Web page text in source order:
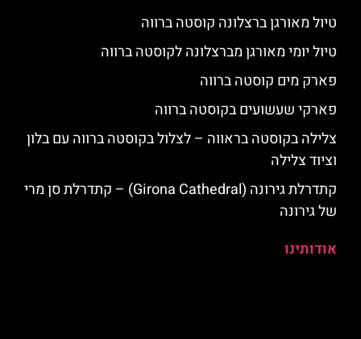
טיול מאורגן ברצלונה קוסטה ברווה
טיול יומי מאורגן מברצלונה לקוסטה ברווה
פארק מים קוסטה ברווה
פארקי שעשועים בקוסטה ברווה
צלילה בקוסטה בראווה – לצלול בקוסטה ברווה עם בלון
וציוד צלילה
קתדרלת גירונה (Girona Cathedral) – קתדרלת סן מרי
של גירונה
אודותינו